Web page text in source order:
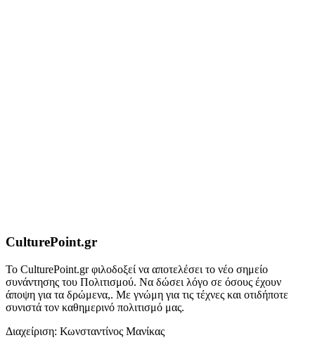
CulturePoint.gr
Το CulturePoint.gr φιλοδοξεί να αποτελέσει το νέο σημείο
συνάντησης του Πολιτισμού. Να δώσει λόγο σε όσους έχουν
άποψη για τα δρώμενα,. Με γνώμη για τις τέχνες και οτιδήποτε
συνιστά τον καθημερινό πολιτισμό μας.
Διαχείριση: Κωνσταντίνος Μανίκας